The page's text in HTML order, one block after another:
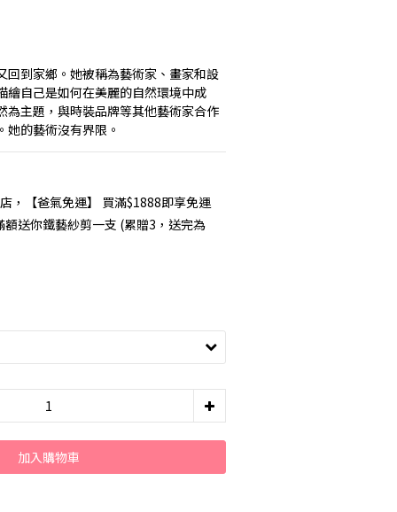
回到家鄉。她被稱為藝術家、畫家和設
繪自己是如何在美麗的自然環境中成
為主題，與時裝品牌等其他藝術家合作
她的藝術沒有界限。
，【爸氣免運】 買滿$1888即享免運
送你鐵藝紗剪一支 (累贈3，送完為
加入購物車